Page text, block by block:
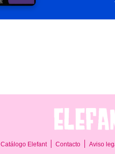
Catálogo Elefant Contacto Aviso